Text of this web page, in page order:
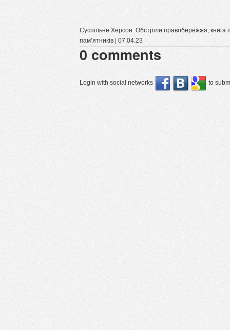
Суспільне Херсон: Обстріли правобережжя, книга
пам’ятників | 07.04.23
0 comments
Login with social networks to